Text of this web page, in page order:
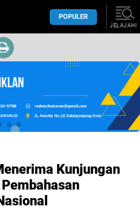
POPULER
JELAJAHI
Kunjungan